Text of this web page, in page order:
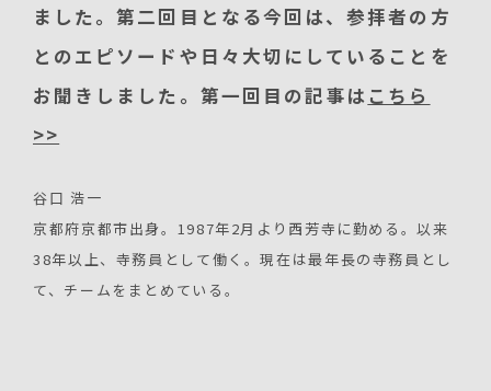
ました。第二回目となる今回は、参拝者の方
とのエピソードや日々大切にしていることを
お聞きしました。第一回目の記事は こちら
>>
谷口 浩一
京都府京都市出身。1987年2月より西芳寺に勤める。以来
38年以上、寺務員として働く。現在は最年長の寺務員とし
て、チームをまとめている。